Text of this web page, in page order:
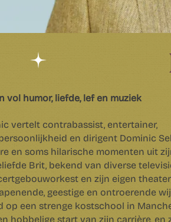
vol humor, liefde, lef en muziek
vertelt contrabassist, entertainer,
en dirigent Dominic
en soms hilarische momenten uit
Brit, bekend van diverse
en zijn eigen
geestige en ontroerende
op een strenge kostschool in
hobbelige start van zijn carrière, en